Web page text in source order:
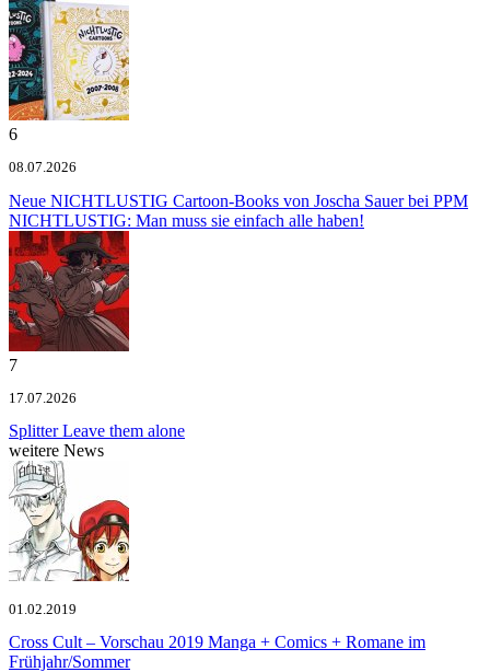
6
08.07.2026
Neue NICHTLUSTIG Cartoon-Books von Joscha Sauer bei PPM
NICHTLUSTIG: Man muss sie einfach alle haben!
7
17.07.2026
SplitterLeave them alone
weitere News
01.02.2019
Cross Cult – Vorschau 2019 Manga + Comics + Romane im
Frühjahr/Sommer